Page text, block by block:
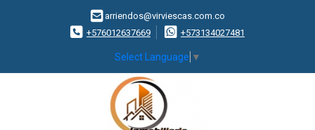
arriendos@virviescas.com.co
+576012637669
+573134027481
Select Language ▼